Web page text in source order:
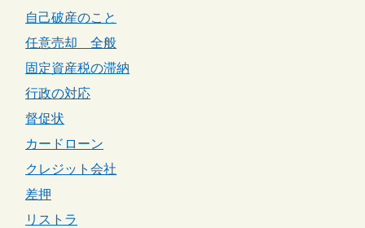
自己破産のこと
任意売却 全般
固定資産税の滞納
行政の対応
督促状
カードローン
クレジット会社
差押
リストラ